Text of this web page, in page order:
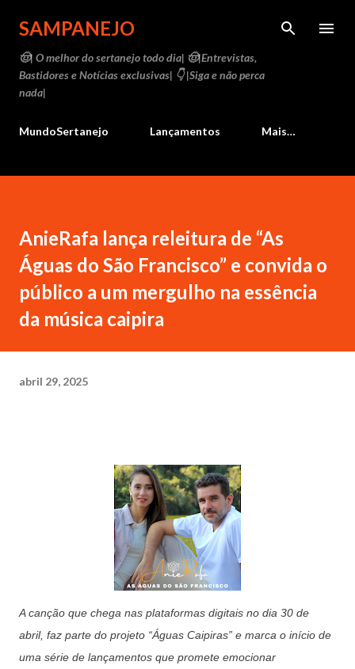
Pular para o conteúdo principal
SAMPANEJO
🤠| O melhor do sertanejo todo dia| 🤠|Entrevistas,
Bastidores e Notícias exclusivas| 👇 |Siga e não perca
nada|
MundoSertanejo Lançamentos Mais…
AnieRafa lança releitura de “As
Águas do São Francisco” e convida o
público a um mergulho na essência
da música caipira
abril 29, 2025
A canção que chega nas plataformas digitais no dia 30 de
abril, faz parte do projeto “Águas Caipiras” e marca o início de
uma série de lançamentos que promete emocionar